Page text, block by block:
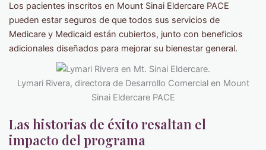
Los pacientes inscritos en Mount Sinai Eldercare PACE
pueden estar seguros de que todos sus servicios de
Medicare y Medicaid están cubiertos, junto con beneficios
adicionales diseñados para mejorar su bienestar general.
Lymari Rivera, directora de Desarrollo Comercial en Mount
Sinai Eldercare PACE
Las historias de éxito resaltan el
impacto del programa